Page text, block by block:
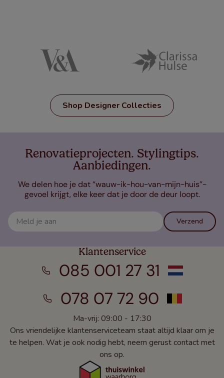
Shop Designer Collecties
Renovatieprojecten. Stylingtips.
Aanbiedingen.
We delen hoe je dat “wauw-ik-hou-van-mijn-huis”-
gevoel krijgt, elke keer dat je door de deur loopt.
Verzend
Klantenservice
085 001 27 31
078 07 72 90
Ma-vrij: 09:00 - 17:30
Ons vriendelijke klantenserviceteam staat altijd klaar om je
te helpen. Wat je ook nodig hebt, neem gerust contact met
ons op.